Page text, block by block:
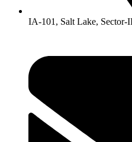
IA-101, Salt Lake, Sector-